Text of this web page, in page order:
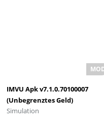
IMVU Apk v7.1.0.70100007
(Unbegrenztes Geld)
Simulation